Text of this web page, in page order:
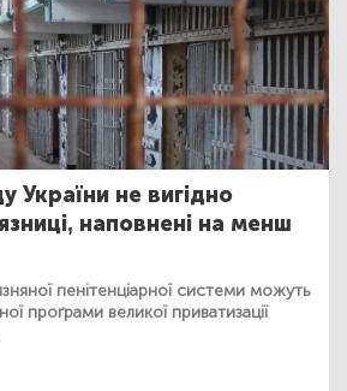
України не вигідно
наповнені на менш
пенітенціарної системи можуть
проґрами великої приватизації